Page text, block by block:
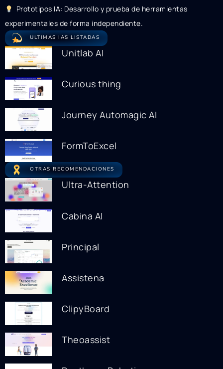
Prototipos IA: Desarrollo y prueba de herramientas
experimentales de forma independiente.
ULTIMAS IAS LISTADAS
Unitlab AI
Curious thing
Journey Automagic AI
FormToExcel
OTRAS RECOMENDACIONES
Ultra-Attention
Cabina AI
Principal
Assistena
ClipyBoard
Theoassist